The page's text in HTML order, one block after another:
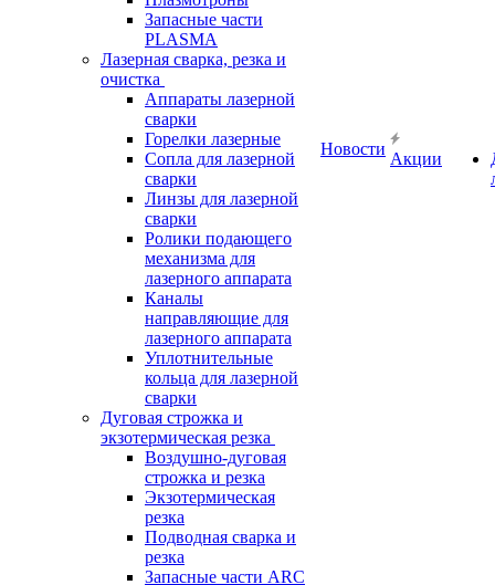
Запасные части
PLASMA
Лазерная сварка, резка и
очистка
Аппараты лазерной
сварки
Горелки лазерные
Сопла для лазерной
сварки
Линзы для лазерной
сварки
Ролики подающего
механизма для
лазерного аппарата
Каналы
направляющие для
лазерного аппарата
Уплотнительные
кольца для лазерной
сварки
Дуговая строжка и
экзотермическая резка
Воздушно-дуговая
строжка и резка
Экзотермическая
резка
Подводная сварка и
резка
Запасные части ARC
Новости
Акции